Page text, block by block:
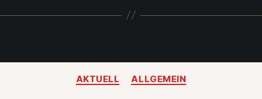
Kategorien
AKTUELL ALLGEMEIN